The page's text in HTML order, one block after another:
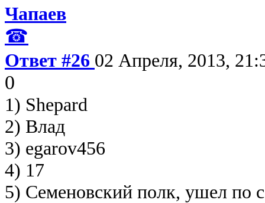
Чапаев
☎
Ответ #26 02 Апреля, 2013,
0
1) Shepard
2) Влад
3) egarov456
4) 17
5) Семеновский полк, ушел по